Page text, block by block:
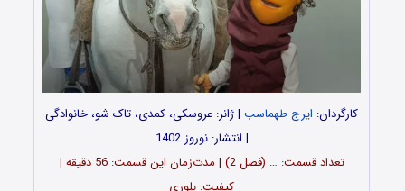
کارگردان: ایرج طهماسب | ژانر: عروسکی، کمدی، تاک شو، خانوادگی
| انتشار: نوروز 1402
تعداد قسمت: … (فصل 2) | مدت‌زمان این قسمت: 56 دقیقه |
کیفیت: بلوری